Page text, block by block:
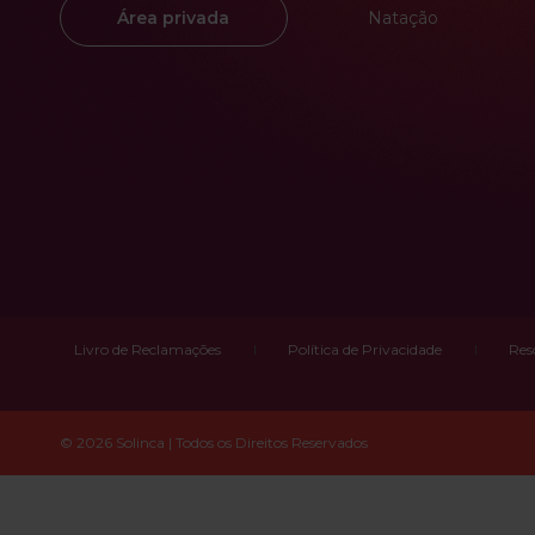
Área privada Natação
Livro de Reclamações Política de Privacidade
© 2026 Solinca | Todos os Direitos Reservados